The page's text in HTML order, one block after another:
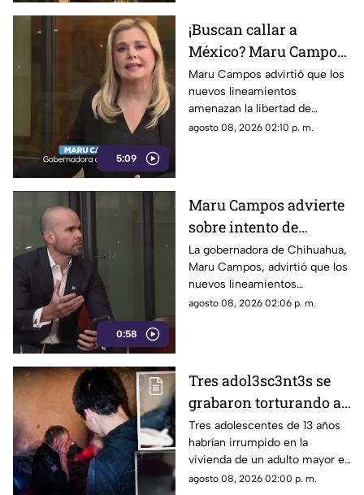
5:09
¡Buscan callar a
México? Maru Campos
rechaza regulaciones
que amenazan la
libertad de expresión y
sancionan a la prensa
Maru Campos advirtió que los
nuevos lineamientos
amenazan la libertad de
expresión al permitir al poder
agosto 08, 2026 02:10 p. m.
0:58
Maru Campos advierte
sobre intento de
censura del Gobierno
Federal bajo la nueva
ley que controla a los
medios
La gobernadora de Chihuahua,
Maru Campos, advirtió que los
nuevos lineamientos
impulsados por el Gobierno
agosto 08, 2026 02:06 p. m.
Tres adol3sc3nt3s se
grabaron torturando a
un adulto mayor en su
propia casa en Rusia
Tres adolescentes de 13 años
habrían irrumpido en la
vivienda de un adulto mayor en
Moscú y grabado la agresión.
agosto 08, 2026 02:00 p. m.